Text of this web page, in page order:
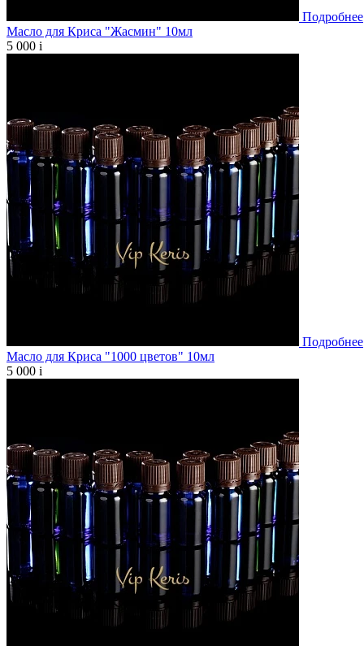
Подробнее
Масло для Криса "Жасмин" 10мл
5 000 i
Подробнее
Масло для Криса "1000 цветов" 10мл
5 000 i